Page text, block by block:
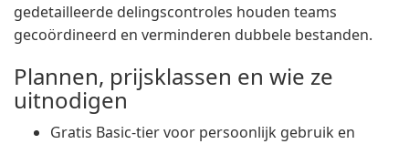
gedetailleerde delingscontroles houden teams
gecoördineerd en verminderen dubbele bestanden.
Plannen, prijsklassen en wie ze
uitnodigen
Gratis Basic-tier voor persoonlijk gebruik en